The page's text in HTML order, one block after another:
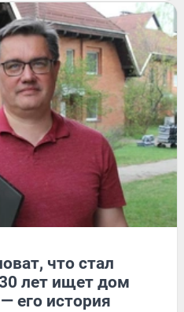
что стал
лет ищет дом
его история